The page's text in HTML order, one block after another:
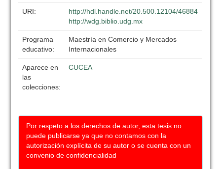
URI:
http://hdl.handle.net/20.500.12104/46884
http://wdg.biblio.udg.mx
Programa
educativo:
Maestría en Comercio y Mercados
Internacionales
Aparece en
las
colecciones:
CUCEA
Por respeto a los derechos de autor, esta tesis no
puede publicarse ya que no contamos con la
autorización explícita de su autor o se cuenta con un
convenio de confidencialidad